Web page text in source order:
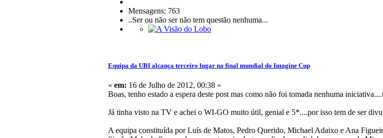
Mensagens: 763
..Ser ou não ser não tem questão nenhuma...
Equipa da UBI alcança terceiro lugar na final mundial do Imagine Cup
« em: 16 de Julho de 2012, 00:38 »
Boas, tenho estado a espera deste post mas como não foi tomada nenhuma
Já tinha visto na TV e achei o WI-GO muito útil, genial e 5*....por isso tem de ser
A equipa constituída por Luís de Matos, Pedro Querido, Michael Adaixo e Ana